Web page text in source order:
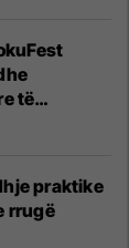
të
praktike
rrugë